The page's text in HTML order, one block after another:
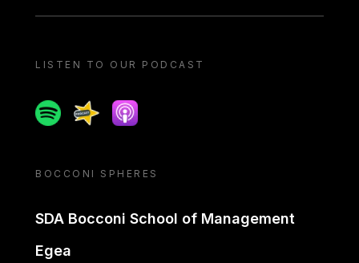
LISTEN TO OUR PODCAST
SpotifySpreakerApple podcast
BOCCONI SPHERES
SDA Bocconi School of Management
Egea